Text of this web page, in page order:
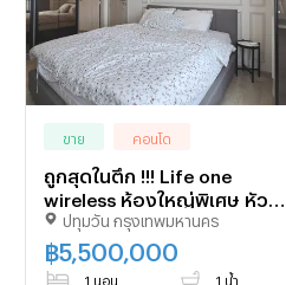
ขาย คอนโด
ถูกสุดในตึก !!! Life one
wireless ห้องใหญ่พิเศษ หัวมุม
ตรงข้ามบันไดหนีไฟ
ปทุมวัน กรุงเทพมหานคร
฿5,500,000
1 นอน 1 น้ำ